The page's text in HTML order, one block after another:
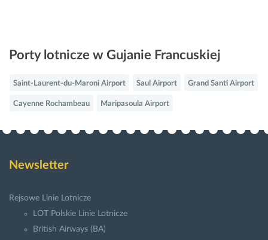
Porty lotnicze w Gujanie Francuskiej
Saint-Laurent-du-Maroni Airport Saul Airport Grand Santi Airport
Cayenne Rochambeau Maripasoula Airport
Newsletter
Rejsowe Linie Lotnicze
LOT Polskie Linie Lotnicze
British Airways (BA)